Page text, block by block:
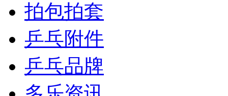
拍包拍套
乒乓附件
乒乓品牌